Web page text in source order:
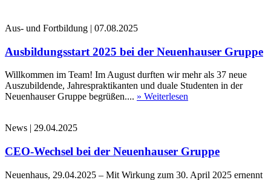
Aus- und Fortbildung | 07.08.2025
Ausbildungsstart 2025 bei der Neuenhauser Gruppe
Willkommen im Team! Im August durften wir mehr als 37 neue
Auszubildende, Jahrespraktikanten und duale Studenten in der
Neuenhauser Gruppe begrüßen.... » Weiterlesen
News | 29.04.2025
CEO-Wechsel bei der Neuenhauser Gruppe
Neuenhaus, 29.04.2025 – Mit Wirkung zum 30. April 2025 ernennt